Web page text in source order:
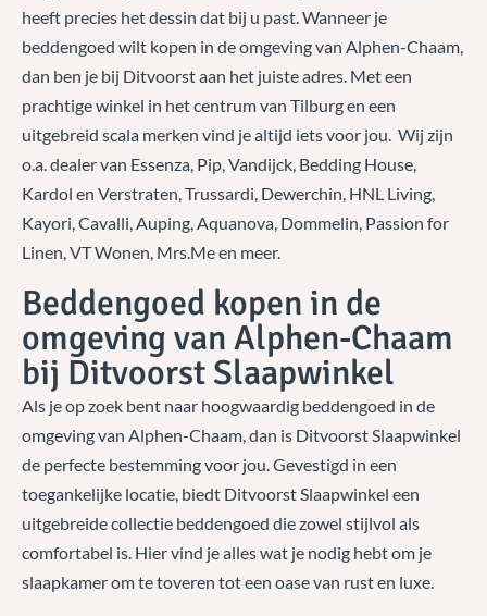
heeft precies het dessin dat bij u past. Wanneer je
beddengoed wilt kopen in de omgeving van Alphen-Chaam,
dan ben je bij Ditvoorst aan het juiste adres. Met een
prachtige winkel in het centrum van Tilburg en een
uitgebreid scala merken vind je altijd iets voor jou. Wij zijn
o.a. dealer van Essenza, Pip, Vandijck, Bedding House,
Kardol en Verstraten, Trussardi, Dewerchin, HNL Living,
Kayori, Cavalli, Auping, Aquanova, Dommelin, Passion for
Linen, VT Wonen, Mrs.Me en meer.
Beddengoed kopen in de
omgeving van Alphen-Chaam
bij Ditvoorst Slaapwinkel
Als je op zoek bent naar hoogwaardig beddengoed in de
omgeving van Alphen-Chaam, dan is Ditvoorst Slaapwinkel
de perfecte bestemming voor jou. Gevestigd in een
toegankelijke locatie, biedt Ditvoorst Slaapwinkel een
uitgebreide collectie beddengoed die zowel stijlvol als
comfortabel is. Hier vind je alles wat je nodig hebt om je
slaapkamer om te toveren tot een oase van rust en luxe.